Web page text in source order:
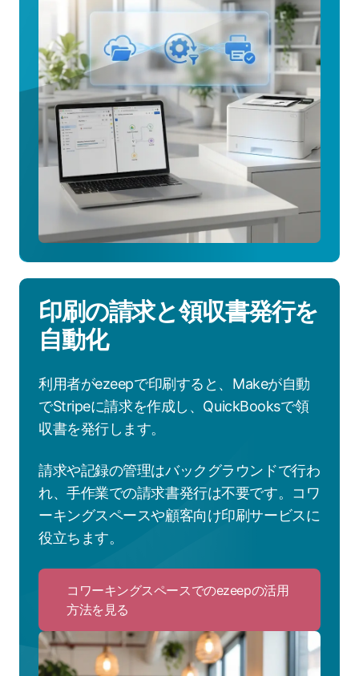
ウ
ス
ト
レ
ー
ジ
連
携
に
よ
る
自
動
を
見
る
印刷の請求と領収書発行を
自動化
利用者がezeepで印刷すると、Makeが自動
でStripeに請求を作成し、QuickBooksで領
収書を発行します。
請求や記録の管理はバックグラウンドで行わ
れ、手作業での請求書発行は不要です。コワ
ーキングスペースや顧客向け印刷サービスに
役立ちます。
コワーキングスペースでのezeepの活用
方法を見る
to
コ
ワ